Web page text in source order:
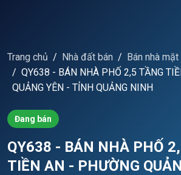
Trang chủ Nhà đất bán
Bán nhà
QY638 - BÁN NHÀ PHỐ 2,5 TẦNG
QUẢNG YÊN - TỈNH QUẢNG NINH
Đang bán
QY638 - BÁN NHÀ PHỐ
TIỀN AN - PHƯỜNG